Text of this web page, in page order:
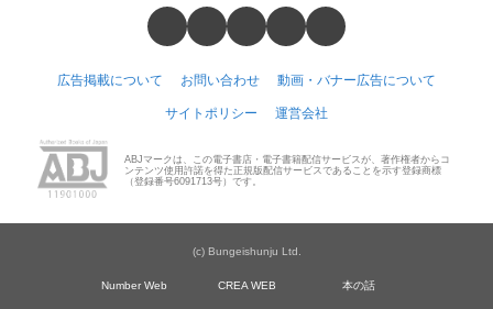
広告掲載について お問い合わせ 動画・バナー広告について
サイトポリシー 運営会社
ABJマークは、この電子書店・電子書籍配信サービスが、著作権者からコ
ンテンツ使用許諾を得た正規版配信サービスであることを示す登録商標
（登録番号6091713号）です。
(c) Bungeishunju Ltd.
Number Web CREA WEB 本の話